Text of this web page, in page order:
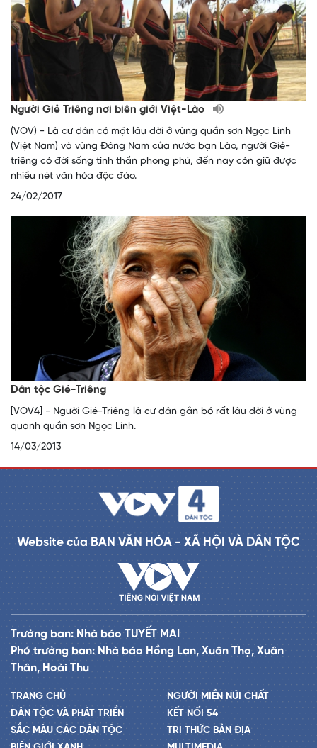
Người Giẻ Triêng nơi biên giới Việt-Lào
(VOV) - Là cư dân có mặt lâu đời ở vùng quần sơn Ngọc Linh
(Việt Nam) và vùng Đông Nam của nước bạn Lào, người Giẻ-
triêng có đời sống tinh thần phong phú, đến nay còn giữ được
nhiều nét văn hóa độc đáo.
24/02/2017
Dân tộc Gié-Triêng
[VOV4] - Người Gié-Triêng là cư dân gắn bó rất lâu đời ở vùng
quanh quần sơn Ngọc Linh.
14/03/2013
Website của BAN VĂN HÓA - XÃ HỘI VÀ DÂN TỘC
Trưởng ban: Nhà báo TUYẾT MAI
Phó trưởng ban: Nhà báo Hồng Lan, Xuân Thọ, Xuân
Thân, Hoài Thu
TRANG CHỦ
DÂN TỘC VÀ PHÁT TRIỂN
SẮC MÀU CÁC DÂN TỘC
NGƯỜI MIỀN NÚI CHẤT
KẾT NỐI 54
TRI THỨC BẢN ĐỊA